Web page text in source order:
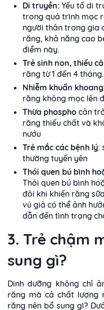
Di truyền: Yếu tố di
trong quá trình mọc
người thân trong gia
răng, khả năng cao
điểm này.
Trẻ sinh non, thiếu
răng từ 1 đến 4 tháng.
Nhiễm khuẩn
răng không mọc lên
Thừa phospho cản
răng thiếu chất và
nướu
Trẻ mắc các bệnh lý:
thường tuyến yên
Thói quen bú bình
Thói quen bú bình
đôi khi khiến răng
vú giả có thể ảnh
dẫn đến tình trạng
3. Trẻ chậm
sung gì?
Dinh dưỡng không chỉ
răng mà cả chất lượng
răng nên bổ sung gì?